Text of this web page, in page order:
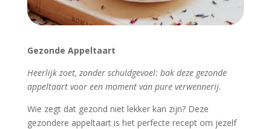
Gezonde Appeltaart
Heerlijk zoet, zonder schuldgevoel: bak deze gezonde
appeltaart voor een moment van pure verwennerij.
Wie zegt dat gezond niet lekker kan zijn? Deze
gezondere appeltaart is het perfecte recept om jezelf